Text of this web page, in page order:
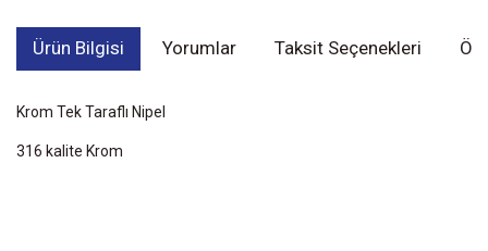
Ürün Bilgisi Yorumlar Taksit Seçenekleri
Krom Tek Taraflı Nipel
316 kalite Krom